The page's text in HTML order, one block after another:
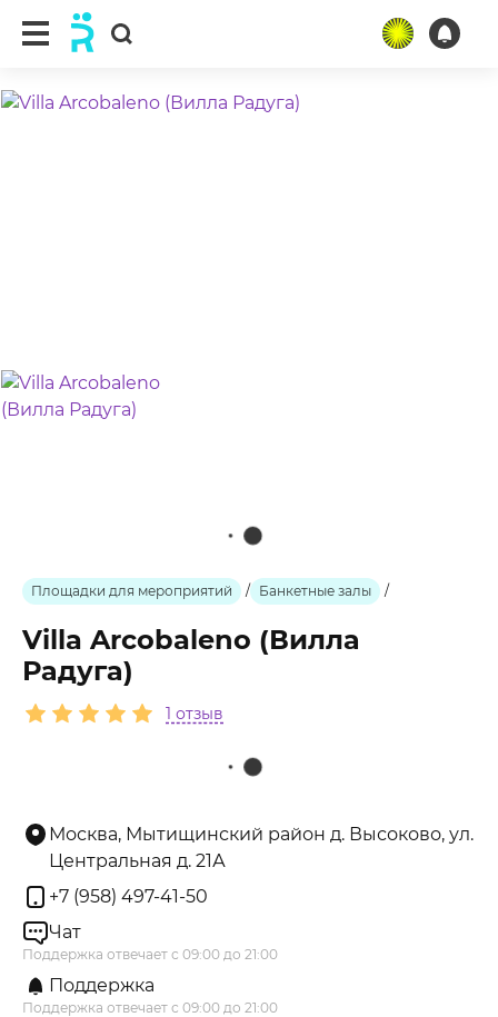
Площадки для мероприятий / Банкетные залы /
Villa Arcobaleno (Вилла
Радуга)
1 отзыв
Москва, Мытищинский район д. Высоково, ул.
Центральная д. 21А
+7 (958) 497-41-50
Чат
Поддержка отвечает с 09:00 до 21:00
Поддержка
Поддержка отвечает с 09:00 до 21:00